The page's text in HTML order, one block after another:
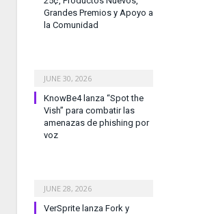
Grandes Premios y Apoyo a
la Comunidad
JUNE 30, 2026
KnowBe4 lanza “Spot the
Vish” para combatir las
amenazas de phishing por
voz
JUNE 28, 2026
VerSprite lanza Fork y